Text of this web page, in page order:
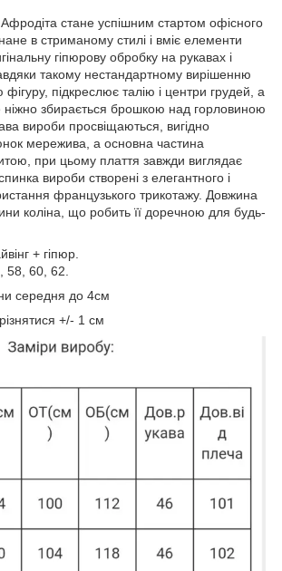
стане успішним стартом офісного
в стриманому стилі і вміє елементи
гіпюрову обробку на рукавах і
такому нестандартному вирішенню
фігуру, підкреслює талію і центри грудей, а
ніжно збирається брошкою над горловиною
вироби просвіщаються, вигідно
мережива, а основна частина
при цьому плаття завжди виглядає
вироби створені з елегантного і
французького трикотажу. Довжина
коліна, що робить її доречною для будь-
+ гіпюр.
58, 60, 62.
середня до 4см
+/- 1 см